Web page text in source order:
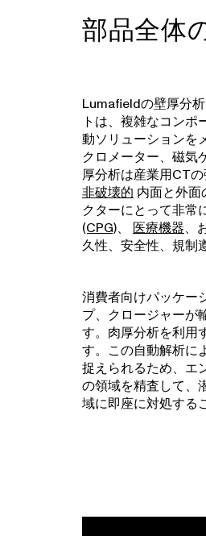
部品全体
Lumafieldの壁厚分
トは、複雑なコンポ
動ソリューションを
クロメーター、磁気
厚分析は産業用CTの
非破壊的 内面と外面
クターにとって非常
(CPG)、 医療機器、
久性、安全性、規制
消費者向けパッケー
プ、クロージャーが
す。肉厚分析を利用
す。この自動解析に
捉えられるため、エ
の領域を精査して、
域に即座に対処する